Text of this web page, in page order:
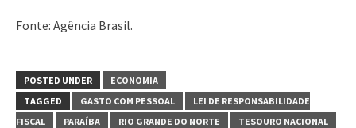
Fonte: Agência Brasil.
POSTED UNDER
ECONOMIA
TAGGED
GASTO COM PESSOAL
LEI DE RESPONSABILIDADE
FISCAL
PARAÍBA RIO GRANDE DO NORTE TESOURO NACIONAL